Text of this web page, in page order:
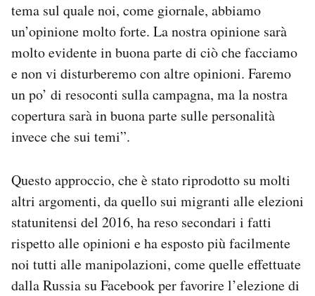
tema sul quale noi, come giornale, abbiamo
un’opinione molto forte. La nostra opinione sarà
molto evidente in buona parte di ciò che facciamo
e non vi disturberemo con altre opinioni. Faremo
un po’ di resoconti sulla campagna, ma la nostra
copertura sarà in buona parte sulle personalità
invece che sui temi”.
Questo approccio, che è stato riprodotto su molti
altri argomenti, da quello sui migranti alle elezioni
statunitensi del 2016, ha reso secondari i fatti
rispetto alle opinioni e ha esposto più facilmente
noi tutti alle manipolazioni, come quelle effettuate
dalla Russia su Facebook per favorire l’elezione di